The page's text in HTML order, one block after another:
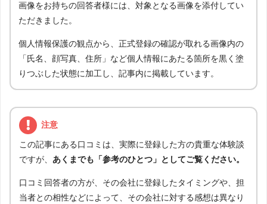
画像をお持ちの回答者様には、対象となる画像を添付してい
ただきました。
個人情報保護の観点から、正式登録の確認が取れる画像内の
「氏名、顔写真、住所」など個人情報にあたる箇所を黒く塗
りつぶした状態に加工し、記事内に掲載しています。
注意
この記事にある口コミは、実際に登録した方の貴重な体験談
ですが、 あくまでも「参考のひとつ」としてご覧ください。
口コミ回答者の方が、その会社に登録したタイミングや、担
当者との相性などによって、その会社に対する感想は異なり